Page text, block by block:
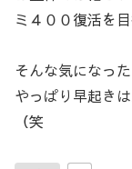
ミ４００復活を
そんな気になった
やっぱり早起き
（笑